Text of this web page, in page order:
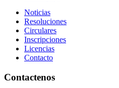
Noticias
Resoluciones
Circulares
Inscripciones
Licencias
Contacto
Contactenos